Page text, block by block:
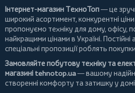
Інтернет-магазин ТехноТоп— це
широкий асортимент, конкурентні
пропонуємо техніку для дому, офісу,
найкращими цінами в Україні. Постійні
спеціальні пропозиції роблять
Замовляйте побутову техніку та
магазині tehnotop.ua— вашому
створенні комфорту та затишку у